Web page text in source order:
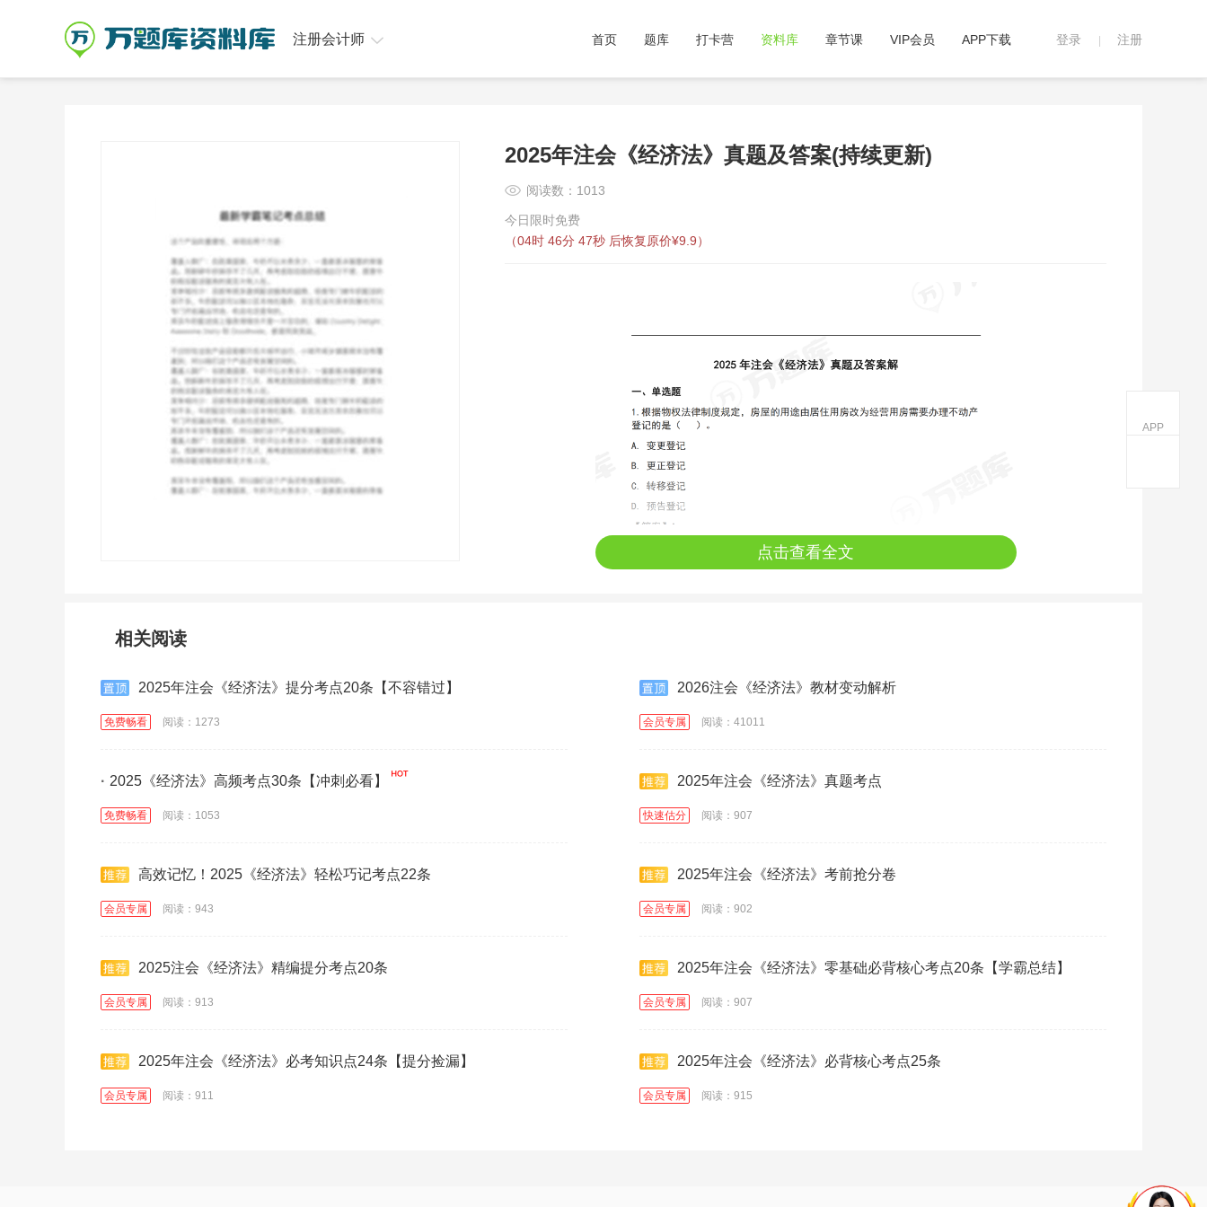
登录 注册
首页 题库 打卡营 资料库 章节课 VIP会员 APP下载
注册会计师
2025年注会《经济法》真题及答案(持续更新)
阅读数：1013
今日限时免费
（04时 46分 47秒 后恢复原价¥9.9）
点击查看全文
相关阅读
2025年注会《经济法》提分考点20条【不容错过】
免费畅看 阅读：1273
2026注会《经济法》教材变动解析
会员专属 阅读：41011
· 2025《经济法》高频考点30条【冲刺必看】
免费畅看 阅读：1053
2025年注会《经济法》真题考点
快速估分 阅读：907
高效记忆！2025《经济法》轻松巧记考点22条
会员专属 阅读：943
2025年注会《经济法》考前抢分卷
会员专属 阅读：902
2025注会《经济法》精编提分考点20条
会员专属 阅读：913
2025年注会《经济法》零基础必背核心考点20条【学霸总结】
会员专属 阅读：907
2025年注会《经济法》必考知识点24条【提分捡漏】
会员专属 阅读：911
2025年注会《经济法》必背核心考点25条
会员专属 阅读：915
APP